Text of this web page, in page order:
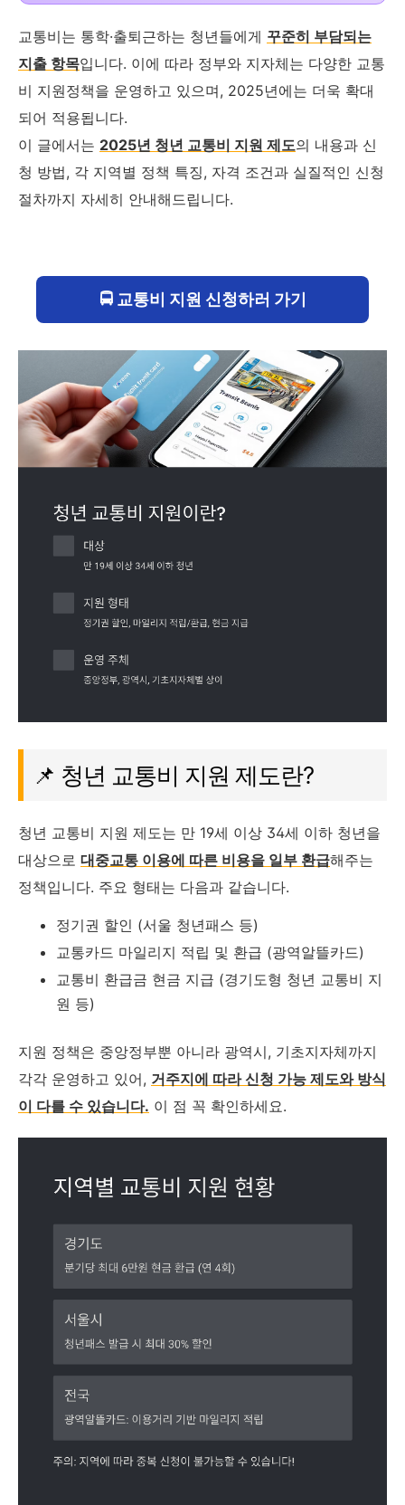
교통비는 통학·출퇴근하는 청년들에게 꾸준히 부담되는
지출 항목입니다. 이에 따라 정부와 지자체는 다양한 교통
비 지원정책을 운영하고 있으며, 2025년에는 더욱 확대
되어 적용됩니다.
이 글에서는 2025년 청년 교통비 지원 제도의 내용과 신
청 방법, 각 지역별 정책 특징, 자격 조건과 실질적인 신청
절차까지 자세히 안내해드립니다.
🚍 교통비 지원 신청하러 가기
📌 청년 교통비 지원 제도란?
청년 교통비 지원 제도는 만 19세 이상 34세 이하 청년을
대상으로 대중교통 이용에 따른 비용을 일부 환급해주는
정책입니다. 주요 형태는 다음과 같습니다.
정기권 할인 (서울 청년패스 등)
교통카드 마일리지 적립 및 환급 (광역알뜰카드)
교통비 환급금 현금 지급 (경기도형 청년 교통비 지
원 등)
지원 정책은 중앙정부뿐 아니라 광역시, 기초지자체까지
각각 운영하고 있어, 거주지에 따라 신청 가능 제도와 방식
이 다를 수 있습니다. 이 점 꼭 확인하세요.